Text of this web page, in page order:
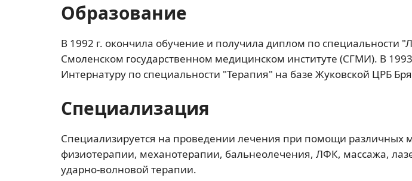
Образование
В 1992 г. окончила обучение и получила диплом по специальности
Смоленском государственном медицинском институте (СГМИ). В
Интернатуру по специальности "Терапия" на базе Жуковской ЦРБ
Специализация
Специализируется на проведении лечения при помощи различных
физиотерапии, механотерапии, бальнеолечения, ЛФК, массажа,
ударно-волновой терапии.